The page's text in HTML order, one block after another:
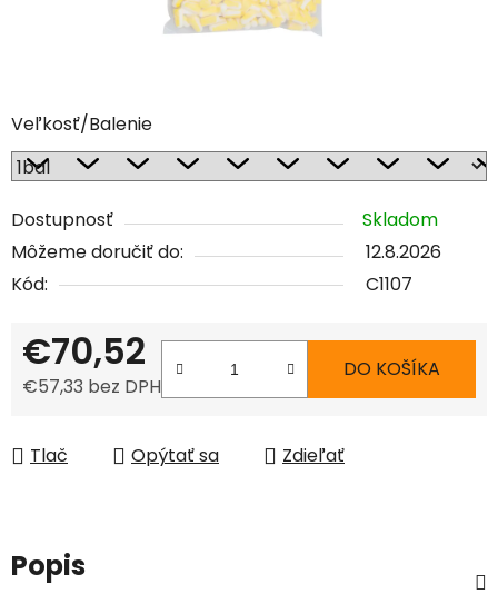
Veľkosť/Balenie
Dostupnosť
Skladom
Môžeme doručiť do:
12.8.2026
Kód:
C1107
€70,52
€57,33 bez DPH
DO KOŠÍKA
Tlač Opýtať sa Zdieľať
Popis